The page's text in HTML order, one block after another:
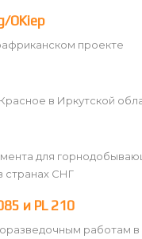
OKiep
проекте
в Иркутской
для
странах СНГ
и PL 210
работам в